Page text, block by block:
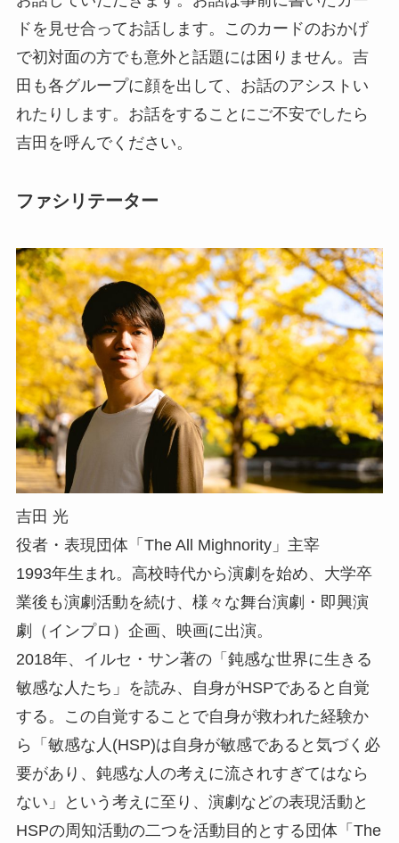
ドを見せ合ってお話します。このカードのおかげ
で初対面の方でも意外と話題には困りません。吉
田も各グループに顔を出して、お話のアシストい
れたりします。お話をすることにご不安でしたら
吉田を呼んでください。
ファシリテーター
吉田 光
役者・表現団体「The All Mighnority」主宰
1993年生まれ。高校時代から演劇を始め、大学卒
業後も演劇活動を続け、様々な舞台演劇・即興演
劇（インプロ）企画、映画に出演。
2018年、イルセ・サン著の「鈍感な世界に生きる
敏感な人たち」を読み、自身がHSPであると自覚
する。この自覚することで自身が救われた経験か
ら「敏感な人(HSP)は自身が敏感であると気づく必
要があり、鈍感な人の考えに流されすぎてはなら
ない」という考えに至り、演劇などの表現活動と
HSPの周知活動の二つを活動目的とする団体「The